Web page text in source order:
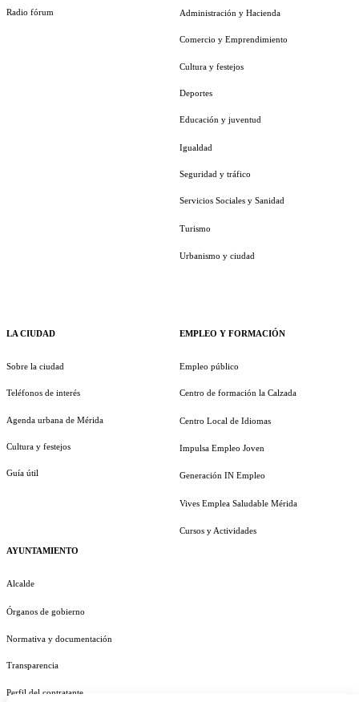
Radio fórum
LA CIUDAD
Sobre la ciudad
Teléfonos de interés
Agenda urbana de Mérida
Cultura y festejos
Guía útil
AYUNTAMIENTO
Alcalde
Órganos de gobierno
Normativa y documentación
Transparencia
Perfil del contratante
Administración y Hacienda
Comercio y Emprendimiento
Cultura y festejos
Deportes
Educación y juventud
Igualdad
Seguridad y tráfico
Servicios Sociales y Sanidad
Turismo
Urbanismo y ciudad
EMPLEO Y FORMACIÓN
Empleo público
Centro de formación la Calzada
Centro Local de Idiomas
Impulsa Empleo Joven
Generación IN Empleo
Vives Emplea Saludable Mérida
Cursos y Actividades